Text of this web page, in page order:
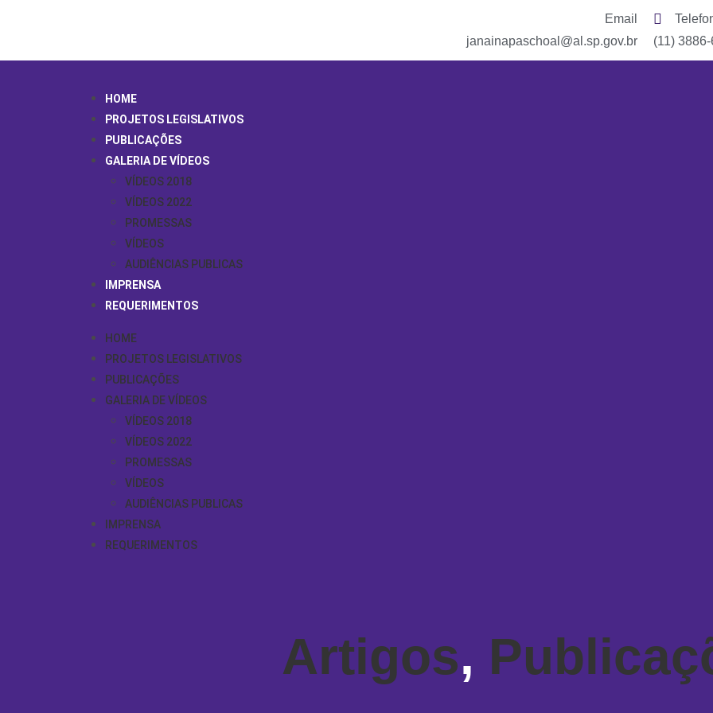
Email
janainapaschoal@al.sp.gov.br
(11)
HOME
PROJETOS LEGISLATIVOS
PUBLICAÇÕES
GALERIA DE VÍDEOS
VÍDEOS 2018
VÍDEOS 2022
PROMESSAS
VÍDEOS
AUDIÊNCIAS PUBLICAS
IMPRENSA
REQUERIMENTOS
HOME
PROJETOS LEGISLATIVOS
PUBLICAÇÕES
GALERIA DE VÍDEOS
VÍDEOS 2018
VÍDEOS 2022
PROMESSAS
VÍDEOS
AUDIÊNCIAS PUBLICAS
IMPRENSA
REQUERIMENTOS
Artigos,